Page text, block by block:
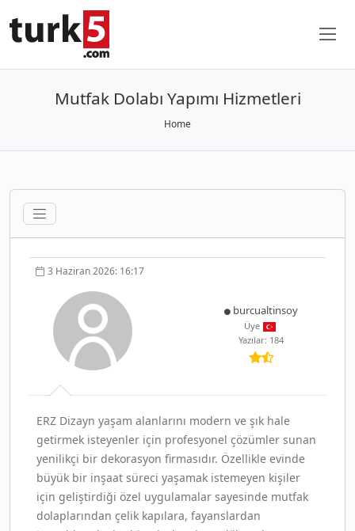
Mutfak Dolabı Yapımı Hizmetleri
Home
3 Haziran 2026: 16:17
burcualtinsoy
Üye
Yazılar: 184
ERZ Dizayn yaşam alanlarını modern ve şık hale
getirmek isteyenler için profesyonel çözümler sunan
yenilikçi bir dekorasyon firmasıdır. Özellikle evinde
büyük bir inşaat süreci yaşamak istemeyen kişiler
için geliştirdiği özel uygulamalar sayesinde mutfak
dolaplarından çelik kapılara, fayanslardan